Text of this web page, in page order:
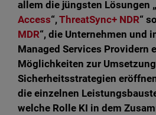
allem die jüngsten Lösungen „
Access“,ThreatSync+ NDR“
MDR“, die Unternehmen und
Managed Services Providern
Möglichkeiten zur
Sicherheitsstrategien
die einzelnen
welche Rolle KI in dem